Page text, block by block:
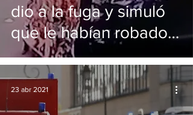
dio a la fuga y simuló
que le habían robado
el auto
23 abr 2021